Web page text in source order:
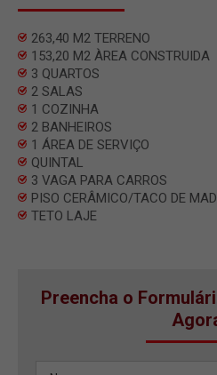
263,40 M2 TERRENO
153,20 M2 ÀREA CONSTRUIDA
3 QUARTOS
2 SALAS
1 COZINHA
2 BANHEIROS
1 ÁREA DE SERVIÇO
QUINTAL
3 VAGA PARA CARROS
PISO CERÂMICO/TACO DE
TETO LAJE
Preencha o